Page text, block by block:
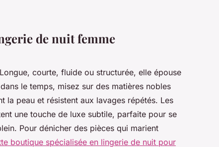
de nuit femme
courte, fluide ou structurée, elle épouse
le temps, misez sur des matières nobles
la peau et résistent aux lavages répétés. Les
une touche de luxe subtile, parfaite pour se
Pour dénicher des pièces qui marient
boutique spécialisée en lingerie de nuit pour